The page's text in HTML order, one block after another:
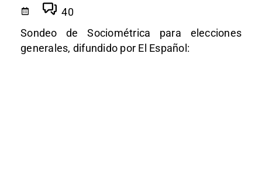
40
Sondeo de Sociométrica para elecciones
generales, difundido por El Español: